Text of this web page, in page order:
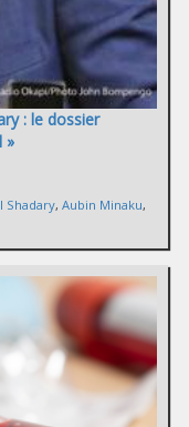
: le dossier
»
Shadary, Aubin Minaku,